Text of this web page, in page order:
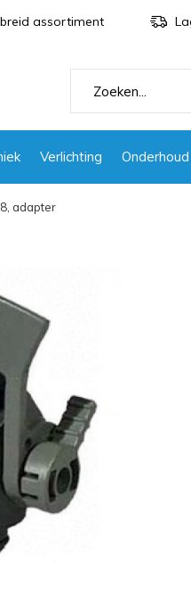
Verlichting Onderhoud
assortiment
adapter